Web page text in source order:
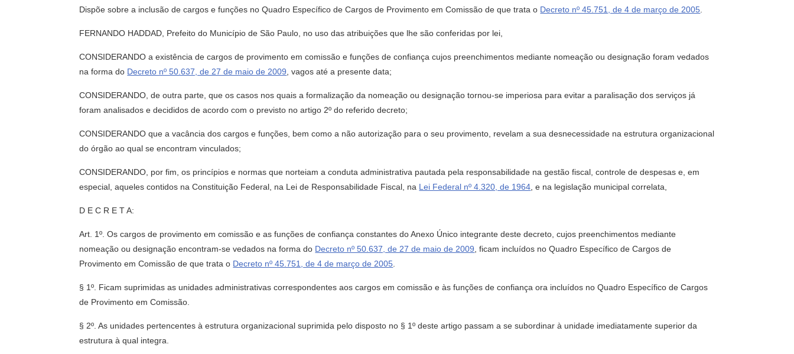
Dispõe sobre a inclusão de cargos e funções no Quadro Específico de Cargos de Provimento em Comissão de que trata o Decreto nº 45.751, de 4 de março de 2005
FERNANDO HADDAD, Prefeito do Município de São Paulo, no uso das atribuições que lhe são conferidas por lei,
CONSIDERANDO a existência de cargos de provimento em comissão e funções de confiança cujos preenchimentos mediante nomeação ou designação foram vedados
na forma do Decreto nº 50.637, de 27 de maio de 2009 , vagos até a presente data;
CONSIDERANDO, de outra parte, que os casos nos quais a formalização da nomeação ou designação tornou-se imperiosa para evitar a paralisação dos serviços já
foram analisados e decididos de acordo com o previsto no artigo 2º do referido decreto;
CONSIDERANDO que a vacância dos cargos e funções, bem como a não autorização para o seu provimento, revelam a sua desnecessidade na estrutura organizacional
do órgão ao qual se encontram vinculados;
CONSIDERANDO, por fim, os princípios e normas que norteiam a conduta administrativa pautada pela responsabilidade na gestão fiscal, controle de despesas e, em
especial, aqueles contidos na Constituição Federal, na Lei de Responsabilidade Fiscal, na Lei Federal nº 4.320, de 1964 , e na legislação municipal correlata,
D E C R E T A:
Art. 1º. Os cargos de provimento em comissão e as funções de confiança constantes do Anexo Único integrante deste decreto, cujos preenchimentos mediante
nomeação ou designação encontram-se vedados na forma do Decreto nº 50.637, de 27 de maio de 2009 , ficam incluídos no Quadro Específico de Cargos de
Provimento em Comissão de que trata o Decreto nº 45.751, de 4 de março de 2005
§ 1º. Ficam suprimidas as unidades administrativas correspondentes aos cargos em comissão e às funções de confiança ora incluídos no Quadro Específico de Cargos
de Provimento em Comissão.
§ 2º. As unidades pertencentes à estrutura organizacional suprimida pelo disposto no § 1º deste artigo passam a se subordinar à unidade imediatamente superior da
estrutura à qual integra.